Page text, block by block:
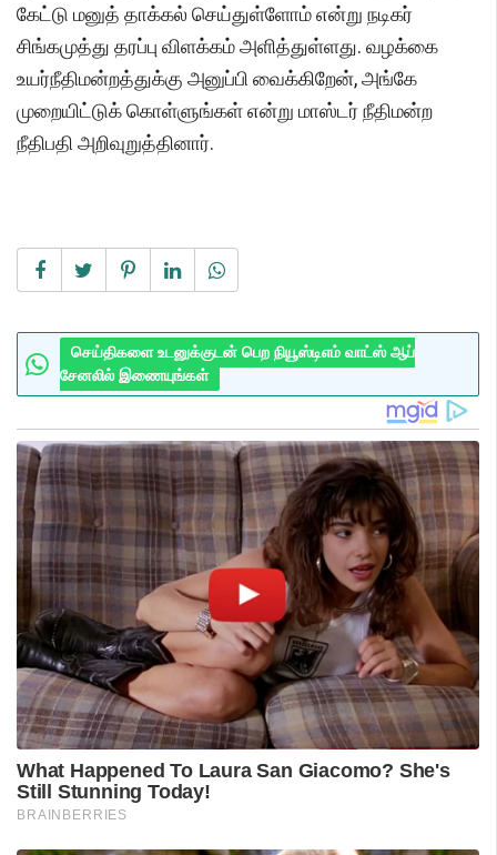
கேட்டு மனுத் தாக்கல் செய்துள்ளோம் என்று நடிகர்
சிங்கமுத்து தரப்பு விளக்கம் அளித்துள்ளது. வழக்கை
உயர்நீதிமன்றத்துக்கு அனுப்பி வைக்கிறேன், அங்கே
முறையிட்டுக் கொள்ளுங்கள் என்று மாஸ்டர் நீதிமன்ற
நீதிபதி அறிவுறுத்தினார்.
செய்திகளை உடனுக்குடன் பெற நியூஸ்டிஎம் வாட்ஸ் ஆப்
சேனலில் இணையுங்கள்